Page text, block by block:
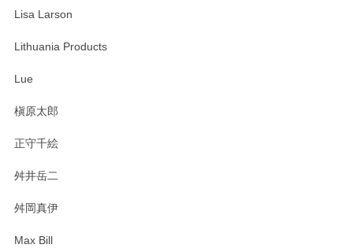
います。無事に届いたようで安心いたしまし
Lisa Larson
Lithuania Products
Lue
槇原太郎
正守千絵
舛井岳二
舛岡真伊
Max Bill